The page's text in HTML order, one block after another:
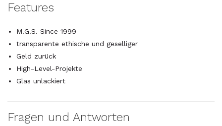
Features
M.G.S. Since 1999
transparente ethische und geselliger
Geld zurück
High-Level-Projekte
Glas unlackiert
Fragen und Antworten